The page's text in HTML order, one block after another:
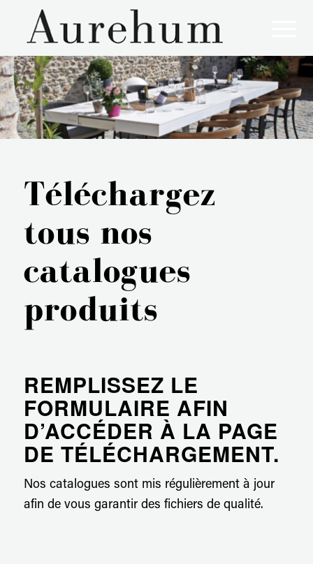
Téléchargez
tous nos
catalogues
produits
REMPLISSEZ LE
FORMULAIRE AFIN
D’ACCÉDER À LA PAGE
DE TÉLÉCHARGEMENT.
Nos catalogues sont mis régulièrement à jour
afin de vous garantir des fichiers de qualité.